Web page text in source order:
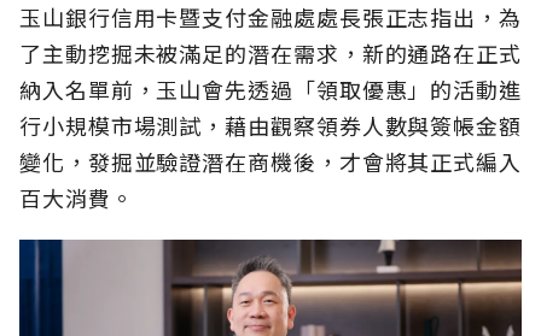
玉山銀行信用卡暨支付金融處處長張正志指出，為
了主動挖掘未被滿足的潛在需求，新的通路在正式
納入名單前，玉山會先透過「領取優惠」的活動進
行小規模市場測試，藉由觀察領券人數與簽帳金額
變化，發掘並驗證潛在商機後，才會將其正式編入
百大消費。